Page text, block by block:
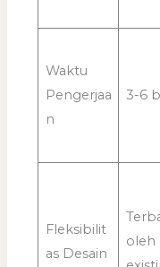
Waktu
Pengerjaa
n
3-6
Fleksibilit
as Desain
oleh